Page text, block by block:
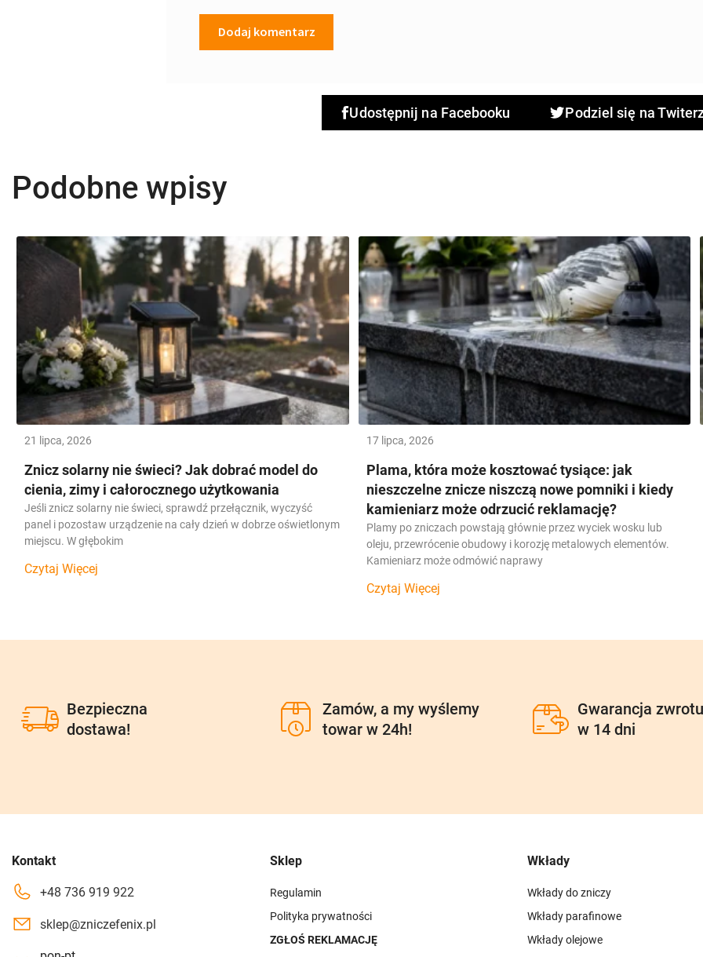
Udostępnij na Facebooku Podziel się na
Podobne wpisy
21 lipca, 2026
Znicz solarny nie świeci? Jak dobrać model do
cienia, zimy i całorocznego użytkowania
Jeśli znicz solarny nie świeci, sprawdź przełącznik, wyczyść
panel i pozostaw urządzenie na cały dzień w dobrze oświetlonym
miejscu. W głębokim
Czytaj Więcej
17 lipca, 2026
Plama, która może kosztować tysiące: jak
nieszczelne znicze niszczą nowe pomniki i kiedy
kamieniarz może odrzucić reklamację?
Plamy po zniczach powstają głównie przez wyciek wosku lub
oleju, przewrócenie obudowy i korozję metalowych elementów.
Kamieniarz może odmówić naprawy
Czytaj Więcej
Bezpieczna
dostawa!
Zamów, a my wyślemy
towar w 24h!
Gwarancja zwrotu
w 14 dni
Kontakt
+48 736 919 922
sklep@zniczefenix.pl
Sklep
Regulamin
Polityka prywatności
ZGŁOŚ REKLAMACJĘ
Wkłady
Wkłady do zniczy
Wkłady parafinowe
Wkłady olejowe